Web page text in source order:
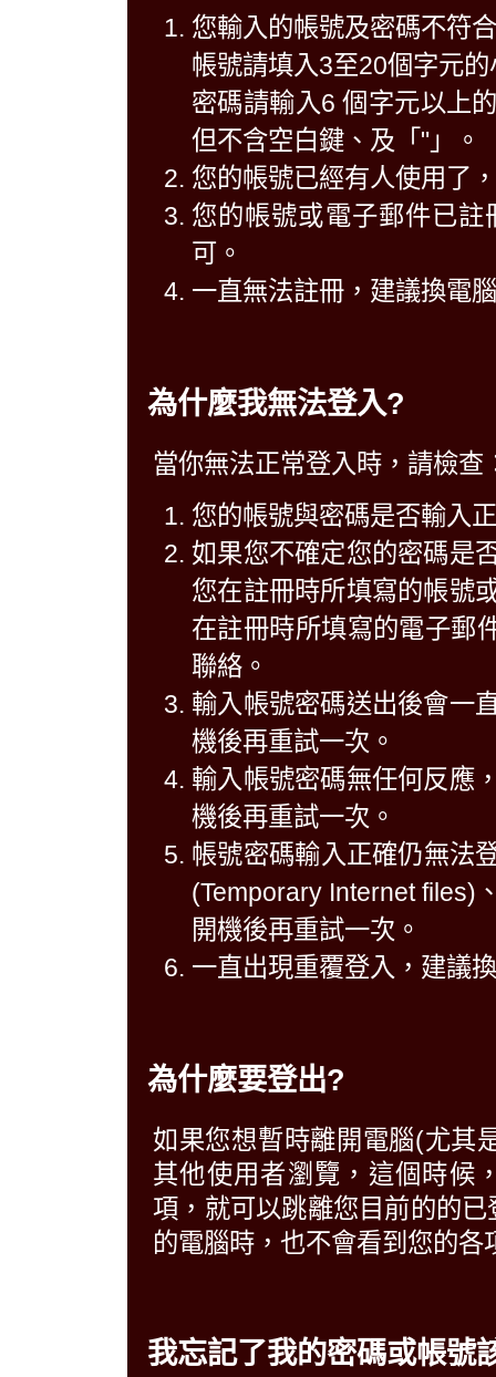
您輸入的帳號及密碼不符
帳號請填入3至20個字元
密碼請輸入6 個字元以上
但不含空白鍵、及「"」。
您的帳號已經有人使用了
您的帳號或電子郵件已
可。
一直無法註冊，建議換電
為什麼我無法登入?
當你無法正常登入時，請檢查
您的帳號與密碼是否輸入
如果您不確定您的密碼是
您在註冊時所填寫的帳號
在註冊時所填寫的電子郵
聯絡。
輸入帳號密碼送出後會一
機後再重試一次。
輸入帳號密碼無任何反應
機後再重試一次。
帳號密碼輸入正確仍無法
(Temporary Internet files)
開機後再重試一次。
一直出現重覆登入，建議
為什麼要登出?
如果您想暫時離開電腦(尤其
其他使用者瀏覽，這個時候
項，就可以跳離您目前的的
的電腦時，也不會看到您的各
我忘記了我的密碼或帳號